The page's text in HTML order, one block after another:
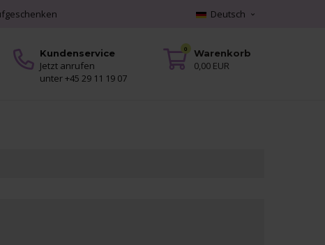
Deutsch
Kundenservice
Jetzt anrufen
unter +45 29 11 19 07
Warenkorb
0,00 EUR
0